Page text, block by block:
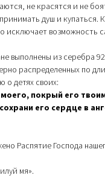
не красятся и не
душ и купаться.
исключает возможность
выполнены из серебра
распределенных по
о детях своих:
покрый его
его сердце в
Распятие Господа
мя».